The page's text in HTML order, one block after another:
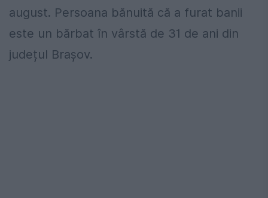
august. Persoana bănuită că a furat banii
este un bărbat în vârstă de 31 de ani din
județul Brașov.